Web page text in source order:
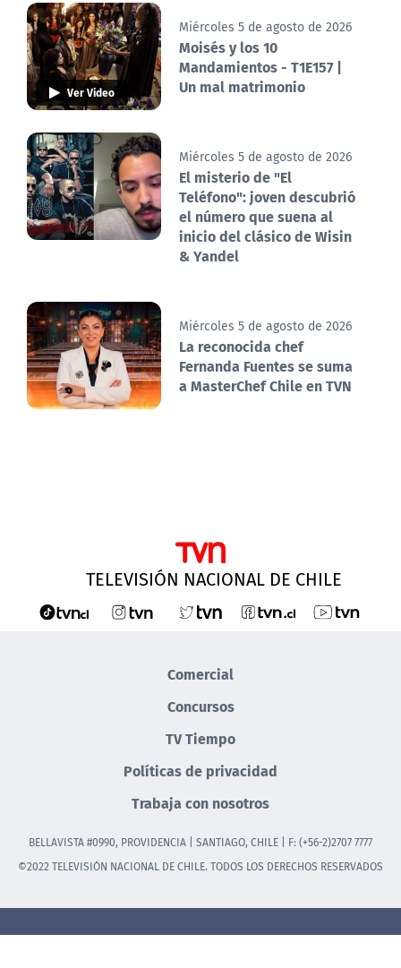
Ver Video
Miércoles 5 de agosto de 2026
Moisés y los 10
Mandamientos - T1E157 |
Un mal matrimonio
Miércoles 5 de agosto de 2026
El misterio de "El
Teléfono": joven descubrió
el número que suena al
inicio del clásico de Wisin
& Yandel
Miércoles 5 de agosto de 2026
La reconocida chef
Fernanda Fuentes se suma
a MasterChef Chile en TVN
TELEVISIÓN NACIONAL DE CHILE
Comercial
Concursos
TV Tiempo
Políticas de privacidad
Trabaja con nosotros
BELLAVISTA #0990, PROVIDENCIA | SANTIAGO, CHILE | F: (+56-2)2707 7777
©2022 TELEVISIÓN NACIONAL DE CHILE. TODOS LOS DERECHOS RESERVADOS